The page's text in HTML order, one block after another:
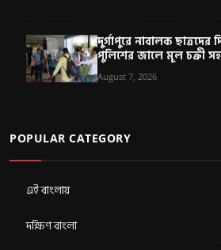
দুর্গাপুরে নাবালক ছাত্রদের
পুলিশের জালে মূল চক্রী
August 7, 2026
POPULAR CATEGORY
এই বাংলায়
দক্ষিণ বাংলা